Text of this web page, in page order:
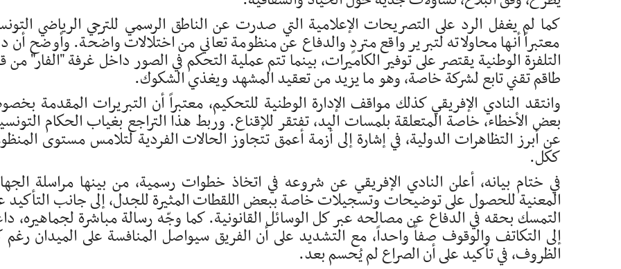
كما لم يغفل الرد على التصريحات الإعلامية التي صدرت عن الناطق الرسمي للترجي الرياضي
معتبراً أنها محاولاته لتبرير واقع متردٍ والدفاع عن منظومة تعاني من اختلالات واضحة. وأوضح أن
التلفزة الوطنية يقتصر على توفير الكاميرات، بينما تتم عملية التحكم في الصور داخل غرفة "الفار" من
طاقم تقني تابع لشركة خاصة، وهو ما يزيد من تعقيد المشهد ويغذي الشكوك.
وانتقد النادي الإفريقي كذلك مواقف الإدارة الوطنية للتحكيم، معتبراً أن التبريرات المقدمة
بعض الأخطاء، خاصة المتعلقة بلمسات اليد، تفتقر للإقناع. وربط هذا التراجع بغياب الحكام
عن أبرز التظاهرات الدولية، في إشارة إلى أزمة أعمق تتجاوز الحالات الفردية لتلامس مستوى
ككل.
في ختام بيانه، أعلن النادي الإفريقي عن شروعه في اتخاذ خطوات رسمية، من بينها مراسلة
المعنية للحصول على توضيحات وتسجيلات خاصة ببعض اللقطات المثيرة للجدل، إلى جانب التأكيد
التمسك بحقه في الدفاع عن مصالحه عبر كل الوسائل القانونية. كما وجّه رسالة مباشرة لجماهيره،
إلى التكاتف والوقوف صفاً واحداً، مع التشديد على أن الفريق سيواصل المنافسة على الميدان
الظروف، في تأكيد على أن الصراع لم يُحسم بعد.